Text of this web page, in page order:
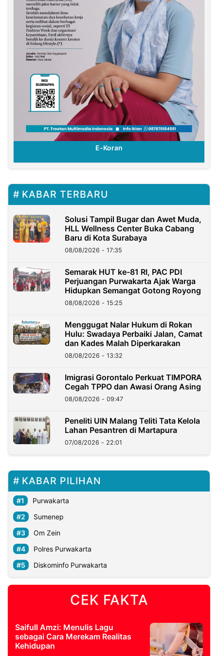
E-Koran
KABAR TERBARU
Solusi Tampil Bugar dan Awet Muda,
HLL Wellness Center Buka Cabang
Baru di Kota Surabaya
08/08/2026 - 17:35
Semarak HUT ke-81 RI, PAC PDI
Perjuangan Purwakarta Ajak Warga
Hidupkan Semangat Gotong Royong
08/08/2026 - 15:25
Menggugat Nalar Hukum di Rokan
Hulu: Swadaya Perbaiki Jalan, Camat
dan Kades Malah Diperkarakan
08/08/2026 - 13:32
Imigrasi Gorontalo Perkuat TIMPORA
Cegah TPPO dan Awasi Orang Asing
08/08/2026 - 09:47
Peneliti UIN Malang Teliti Tata Kelola
Lahan Pesantren di Martapura
07/08/2026 - 22:01
KABAR PILIHAN
Purwakarta
Sumenep
Om Zein
Polres Purwakarta
Diskominfo Purwakarta
CEK FAKTA
Saifull Amzi: Menulis Lagu
sebagai Cara Merekam Realitas
Kehidupan